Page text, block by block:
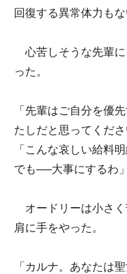
回復する異常体力も
心苦しそうな先輩に
った。
「先輩はご自分を優
たしだと思ってくださ
「こんな哀しい給料
でも──大事にするわ」
オードリーは小さく
肩に手をやった。
「カルナ。あなたは